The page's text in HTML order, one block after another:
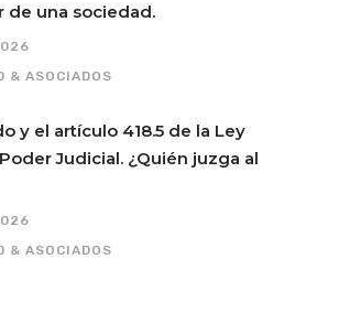
de una sociedad.
& ASOCIADOS
y el artículo 418.5 de la Ley
Judicial. ¿Quién juzga al
& ASOCIADOS